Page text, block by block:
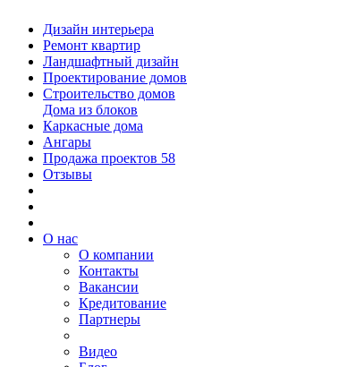
Дизайн интерьера
Ремонт квартир
Ландшафтный дизайн
Проектирование домов
Строительство домов
Дома из блоков
Каркасные дома
Ангары
Продажа проектов 58
Отзывы
О нас
О компании
Контакты
Вакансии
Кредитование
Партнеры
Видео